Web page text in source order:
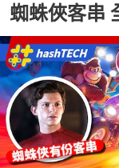
蜘蛛俠客串